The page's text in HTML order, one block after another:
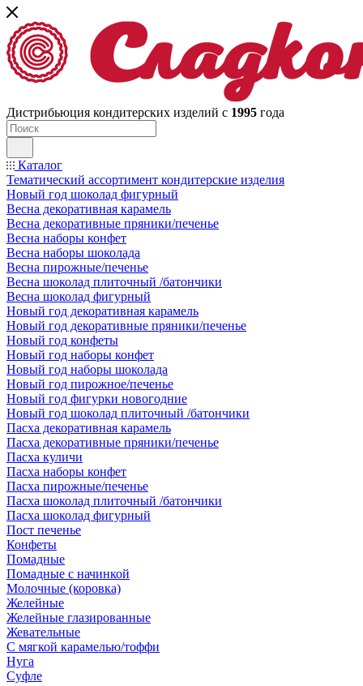
Дистрибьюция кондитерских изделий с 1995 года
Каталог
Тематический ассортимент кондитерские изделия
Новый год шоколад фигурный
Весна декоративная карамель
Весна декоративные пряники/печенье
Весна наборы конфет
Весна наборы шоколада
Весна пирожные/печенье
Весна шоколад плиточный /батончики
Весна шоколад фигурный
Новый год декоративная карамель
Новый год декоративные пряники/печенье
Новый год конфеты
Новый год наборы конфет
Новый год наборы шоколада
Новый год пирожное/печенье
Новый год фигурки новогодние
Новый год шоколад плиточный /батончики
Пасха декоративная карамель
Пасха декоративные пряники/печенье
Пасха куличи
Пасха наборы конфет
Пасха пирожные/печенье
Пасха шоколад плиточный /батончики
Пасха шоколад фигурный
Пост печенье
Конфеты
Помадные
Помадные с начинкой
Молочные (коровка)
Желейные
Желейные глазированные
Жевательные
С мягкой карамелью/тоффи
Нуга
Суфле